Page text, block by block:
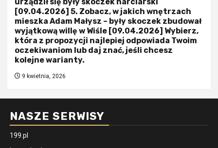
[09.04.2026] 5. Zobacz, w jakich wnętrzach
mieszka Adam Małysz – były skoczek zbudował
wyjątkową willę w Wiśle [09.04.2026] Wybierz,
która z propozycji najlepiej odpowiada Twoim
oczekiwaniom lub daj znać, jeśli chcesz
kolejne warianty.
9 kwietnia, 2026
NASZE SERWISY
199.pl